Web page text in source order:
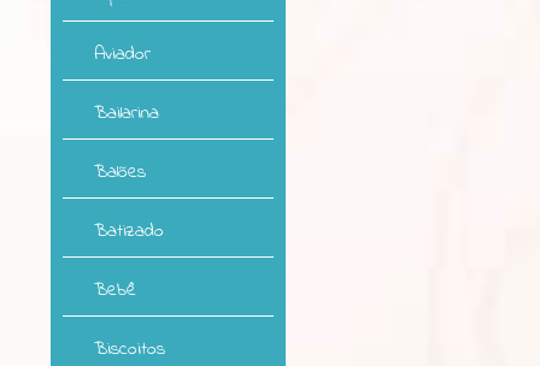
Aviador
Bailarina
Balões
Batizado
Bebê
Biscoitos